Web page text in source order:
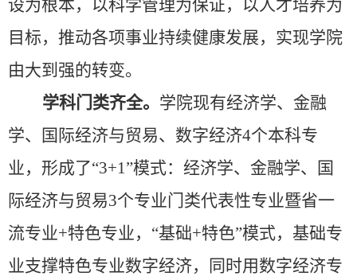
设为根本，以科学管理为保证，以人才培养为
目标，推动各项事业持续健康发展，实现学院
由大到强的转变。
学科门类齐全。 学院现有经济学、金融
学、国际经济与贸易、 数字经济4个本科专
业，形成了“3+1”模式：经济学、金融学、国
际经济与贸易3个专业门类代表性专业暨省一
流专业+特色专业， “基础+特色”模式，基础专
业支撑特色专业数字经济，同时用数字经济专